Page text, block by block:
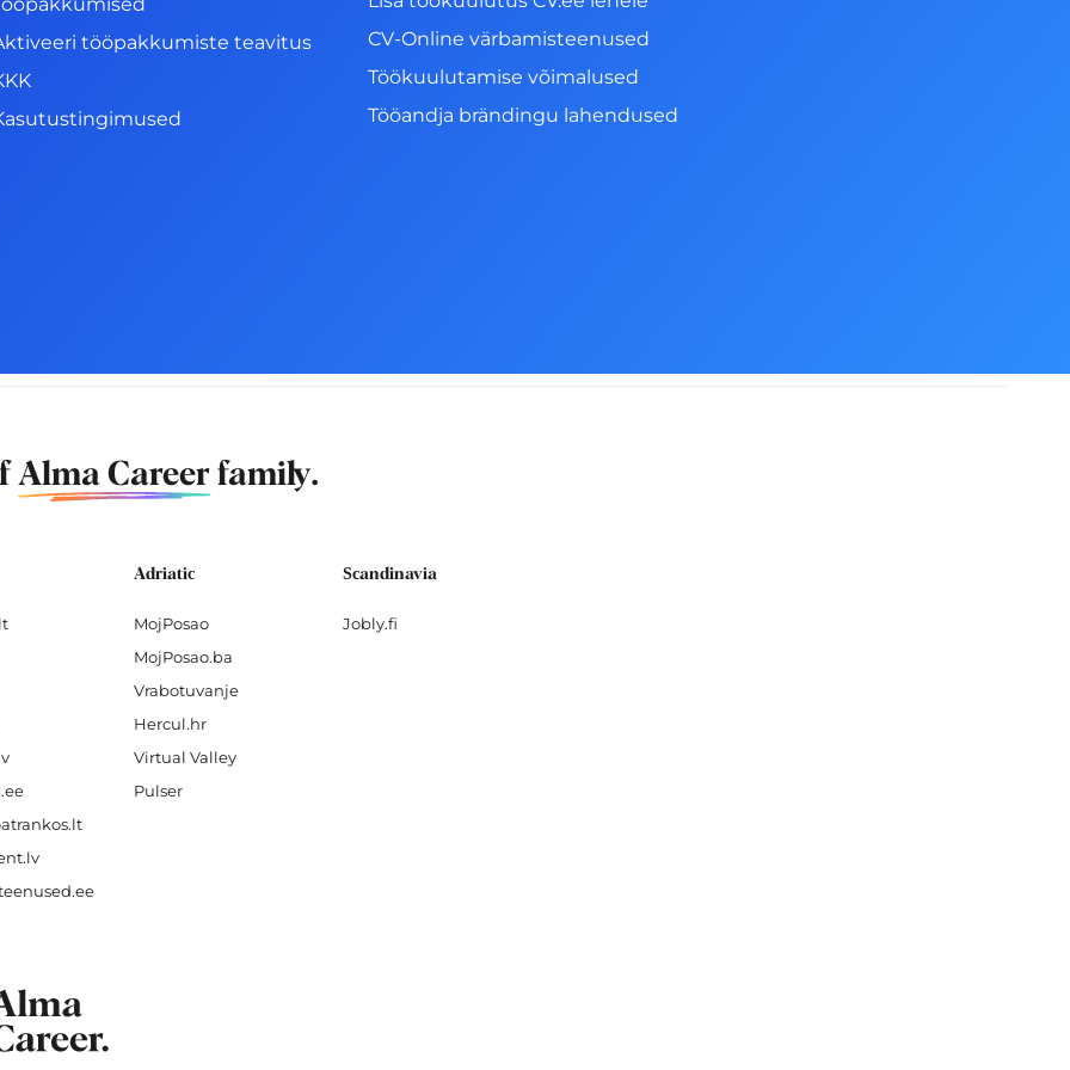
tööpakkumiste teavitus
CV-Online värbamisteenused
Töökuulutamise võimalused
Tööandja brändingu lahendused
Alma Careerfamily.
Adriatic
MojPosao
MojPosao.ba
Vrabotuvanje
Hercul.hr
Virtual Valley
Pulser
Scandinavia
Jobly.fi